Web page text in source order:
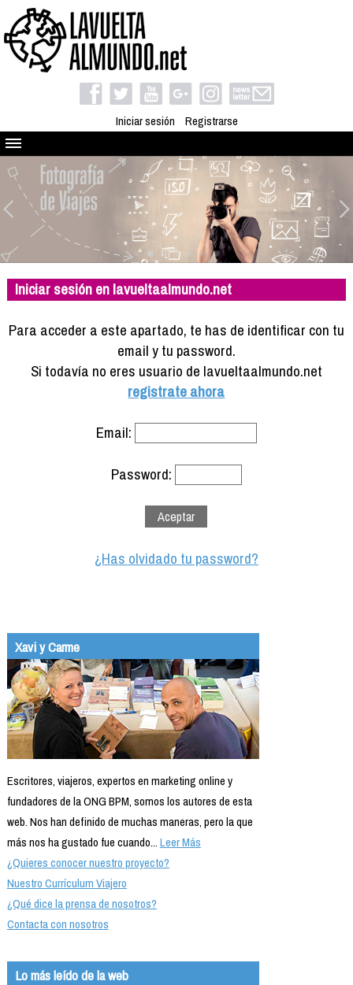
Iniciar sesión Registrarse
Quienes somos
El proyecto
Blog
Viaja con nosotros
Camino solidario
Libros
Compañeros de viaje
Info viajeros
Iniciar sesión en lavueltaalmundo.net
Para acceder a este apartado, te has de identificar con tu
email y tu password.
Si todavía no eres usuario de lavueltaalmundo.net
registrate ahora
Email:
Password:
¿Has olvidado tu password?
Xavi y Carme
Escritores, viajeros, expertos en marketing online y
fundadores de la ONG BPM, somos los autores de esta
web. Nos han definido de muchas maneras, pero la que
más nos ha gustado fue cuando...Leer Más
¿Quieres conocer nuestro proyecto?
Nuestro Currículum Viajero
¿Qué dice la prensa de nosotros?
Contacta con nosotros
Lo más leído de la web